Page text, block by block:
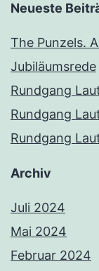
Neueste
The Punzels.
Jubiläumsrede
Rundgang
Rundgang
Rundgang
Archiv
Juli 2024
Mai 2024
Februar 2024